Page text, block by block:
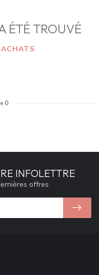
ÉTÉ TROUVÉ
0
INFOLETTRE
offres